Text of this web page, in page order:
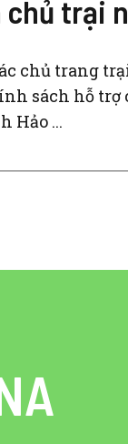
chủ trại
chủ trang
sách hỗ
Hảo ...